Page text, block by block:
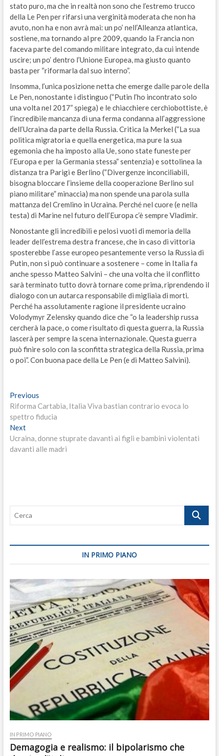
stato puro, ma che in realtà non sono che l’estremo trucco
della Le Pen per rifarsi una verginità moderata che non ha
avuto, non ha e non avrà mai: un po’ nell’Alleanza atlantica,
sostiene, ma tornando al pre 2009, quando la Francia non
faceva parte del comando militare integrato, da cui intende
uscire; un po’ dentro l’Unione Europea, ma giusto quanto
basta per “riformarla dal suo interno”.
Insomma, l’unica posizione netta che emerge dalle parole della
Le Pen, nonostante i distinguo (“Putin l’ho incontrato solo
una volta nel 2017” spiega) e le chiacchiere cerchiobottiste, è
l’incredibile mancanza di una ferma condanna all’aggressione
dell’Ucraina da parte della Russia. Critica la Merkel (“La sua
politica migratoria e quella energetica, ma pure la sua
egemonia che ha imposto alla Ue, sono state funeste per
l’Europa e per la Germania stessa” sentenzia) e sottolinea la
distanza tra Parigi e Berlino (“Divergenze inconciliabili,
bisogna bloccare l’insieme della cooperazione Berlino sul
piano militare” minaccia) ma non spende una parola sulla
mattanza del Cremlino in Ucraina. Perché nel cuore (e nella
testa) di Marine nel futuro dell’Europa c’è sempre Vladimir.
Nonostante gli incredibili e pelosi vuoti di memoria della
leader dell’estrema destra francese, che in caso di vittoria
sposterebbe l’asse europeo pesantemente verso la Russia di
Putin, non si può continuare a sostenere – come in Italia fa
anche spesso Matteo Salvini – che una volta che il conflitto
sarà terminato tutto dovrà tornare come prima, riprendendo il
dialogo con un autarca responsabile di migliaia di morti.
Perché ha assolutamente ragione il presidente ucraino
Volodymyr Zelensky quando dice che “o la leadership russa
cercherà la pace, o come risultato di questa guerra, la Russia
lascerà per sempre la scena internazionale. Questa guerra
può finire solo con la sconfitta strategica della Russia, prima
o poi”. Con buona pace della Le Pen (e di Matteo Salvini).
Navigazione
articoli
PreviousPrevious
post:
Riforma Cartabia, Italia Viva bastian contrario evoca lo
spettro fiducia
NextNext
post:
Ucraina, donne stuprate davanti ai figli e bambini violentati
davanti alle madri
Cerca
IN PRIMO PIANO
IN PRIMO PIANO
Demagogia e realismo: il bipolarismo che